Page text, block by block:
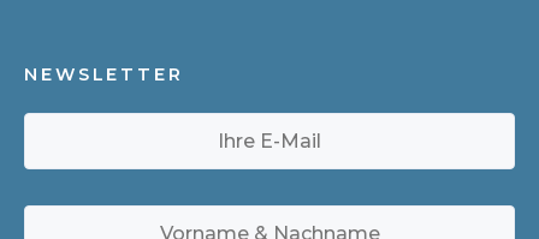
NEWSLETTER